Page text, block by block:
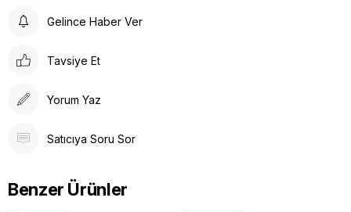
Gelince Haber Ver
Tavsiye Et
Yorum Yaz
Satıcıya Soru Sor
Benzer Ürünler